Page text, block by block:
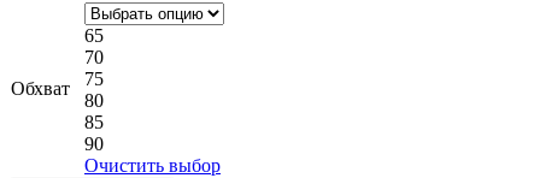
Обхват
65
70
75
80
85
90
Очистить выбор